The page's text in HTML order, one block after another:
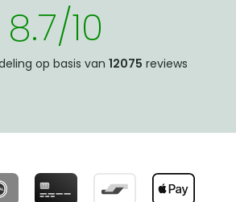
8.7/10
op basis van 12075 reviews